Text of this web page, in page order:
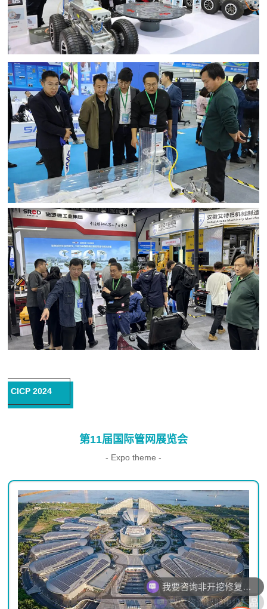
CICP 2024
第11届国际管网展览会
- Expo theme -
我要咨询智能电机产品